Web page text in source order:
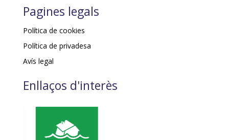
Pagines legals
Política de cookies
Política de privadesa
Avís legal
Enllaços d'interès